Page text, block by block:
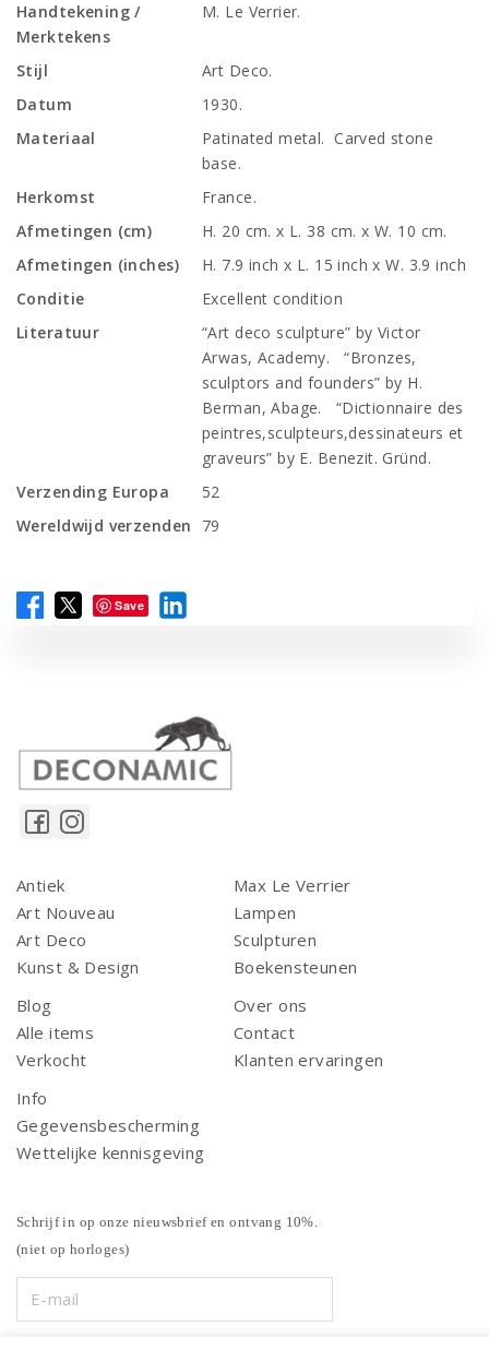
Handtekening /
Merktekens
M. Le Verrier.
Stijl
Art Deco.
Datum
1930.
Materiaal
Patinated metal. Carved stone
base.
Herkomst
France.
Afmetingen (cm)
H. 20 cm. x L. 38 cm. x W. 10 cm.
Afmetingen (inches)
H. 7.9 inch x L. 15 inch x W. 3.9 inch
Conditie
Excellent condition
Literatuur
“Art deco sculpture” by Victor
Arwas, Academy. “Bronzes,
sculptors and founders” by H.
Berman, Abage. “Dictionnaire des
peintres,sculpteurs,dessinateurs et
graveurs” by E. Benezit. Gründ.
Verzending Europa
52
Wereldwijd verzenden
79
Save
Antiek
Art Nouveau
Art Deco
Kunst & Design
Max Le Verrier
Lampen
Sculpturen
Boekensteunen
Blog
Alle items
Verkocht
Over ons
Contact
Klanten ervaringen
Info
Gegevensbescherming
Wettelijke kennisgeving
Schrijf in op onze nieuwsbrief en ontvang 10%.
(niet op horloges)